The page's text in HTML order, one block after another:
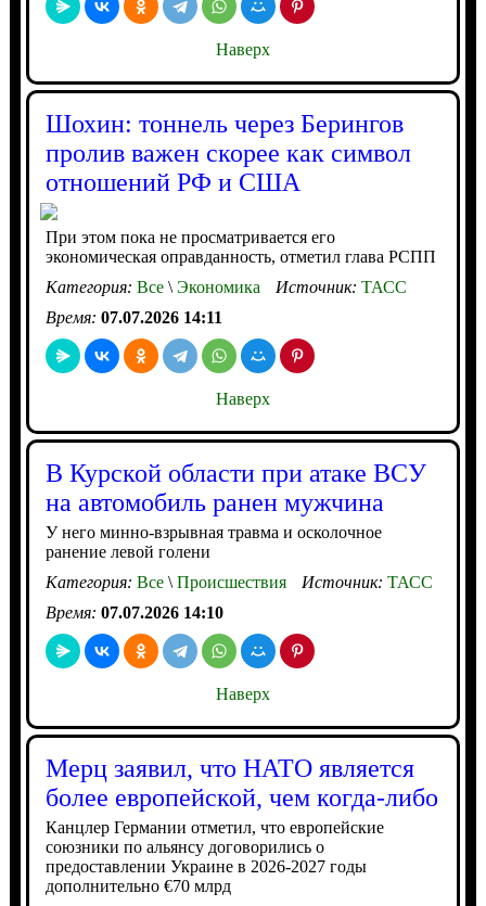
Наверх
Шохин: тоннель через Берингов
пролив важен скорее как символ
отношений РФ и США
При этом пока не просматривается его
экономическая оправданность, отметил глава РСПП
Категория: Все\Экономика Источник: ТАСС
Время: 07.07.2026 14:11
Наверх
В Курской области при атаке ВСУ
на автомобиль ранен мужчина
У него минно-взрывная травма и осколочное
ранение левой голени
Категория: Все\Происшествия Источник: ТАСС
Время: 07.07.2026 14:10
Наверх
Мерц заявил, что НАТО является
более европейской, чем когда-либо
Канцлер Германии отметил, что европейские
союзники по альянсу договорились о
предоставлении Украине в 2026-2027 годы
дополнительно €70 млрд